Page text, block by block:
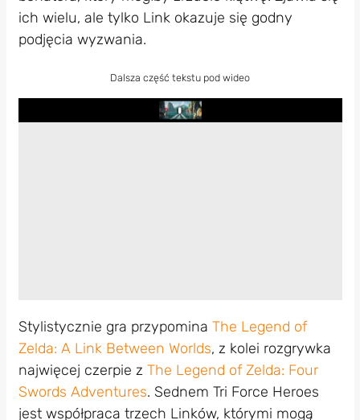
ich wielu, ale tylko Link okazuje się godny
podjęcia wyzwania.
Dalsza część tekstu pod wideo
Play
Stylistycznie gra przypomina The Legend of
Zelda: A Link Between Worlds, z kolei rozgrywka
najwięcej czerpie z The Legend of Zelda: Four
Swords Adventures. Sednem Tri Force Heroes
jest współpraca trzech Linków, którymi mogą